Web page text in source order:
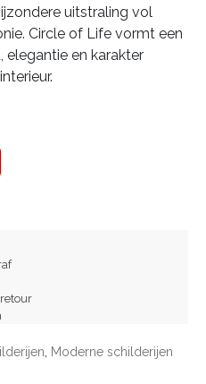
uitstraling vol
Circle of Life vormt een
elegantie en karakter
Moderne schilderijen